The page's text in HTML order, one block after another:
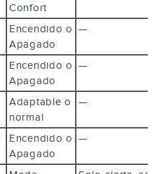
Confort
Encendido o
Apagado
—
Encendido o
Apagado
—
Adaptable o
normal
—
Encendido o
Apagado
—